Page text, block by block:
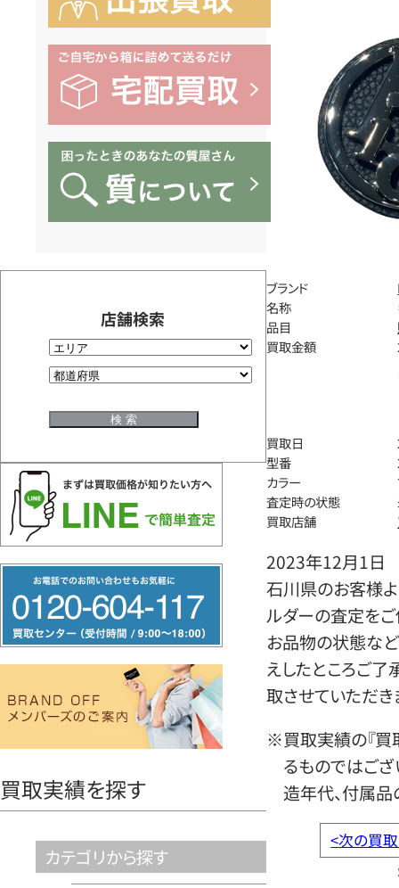
店舗検索
リ
ー
ヤ
買取実績を探す
カテゴリから探す
ブランド
名称
品目
買取金額
買取日
型番
カラー
査定時の状態
買取店舗
2023年12月1日
石川県のお客様よ
ルダーの査定をご
お品物の状態など
えしたところご
取させていただき
※買取実績の『買
るものではござ
造年代、付属品
<次の買